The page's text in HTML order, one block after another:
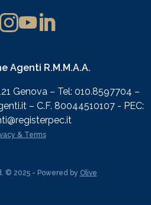
Agenti R.M.M.A.A.
Genova – Tel: 010.8597704 –
– C.F. 80044510107 - PEC:
& Terms
© 2025 - Powered by Olive